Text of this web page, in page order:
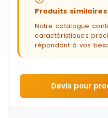
Produits
Notre catalogue
caractéristiques
répondant à vos
Devis pour